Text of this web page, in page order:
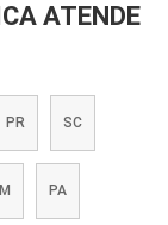
ATENDE
PR SC
PA